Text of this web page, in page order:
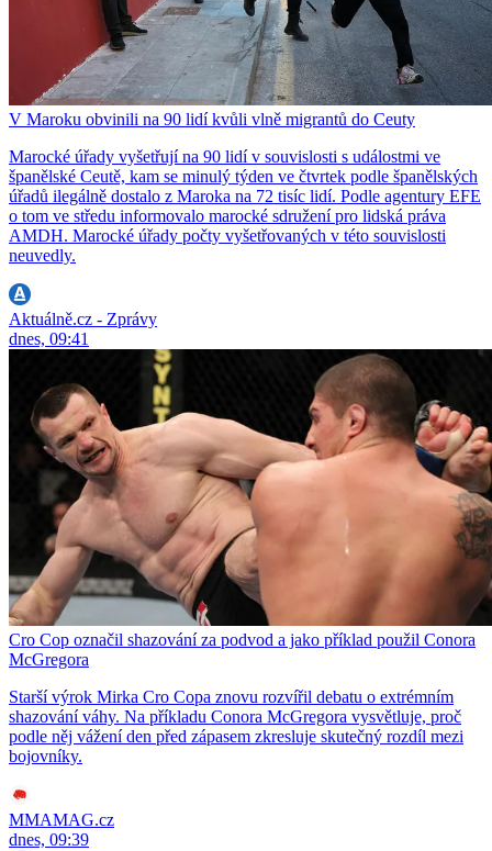
V Maroku obvinili na 90 lidí kvůli vlně migrantů do Ceuty
Marocké úřady vyšetřují na 90 lidí v souvislosti s událostmi ve
španělské Ceutě, kam se minulý týden ve čtvrtek podle španělských
úřadů ilegálně dostalo z Maroka na 72 tisíc lidí. Podle agentury EFE
o tom ve středu informovalo marocké sdružení pro lidská práva
AMDH. Marocké úřady počty vyšetřovaných v této souvislosti
neuvedly.
Aktuálně.cz - Zprávy
dnes, 09:41
Cro Cop označil shazování za podvod a jako příklad použil Conora
McGregora
Starší výrok Mirka Cro Copa znovu rozvířil debatu o extrémním
shazování váhy. Na příkladu Conora McGregora vysvětluje, proč
podle něj vážení den před zápasem zkresluje skutečný rozdíl mezi
bojovníky.
MMAMAG.cz
dnes, 09:39